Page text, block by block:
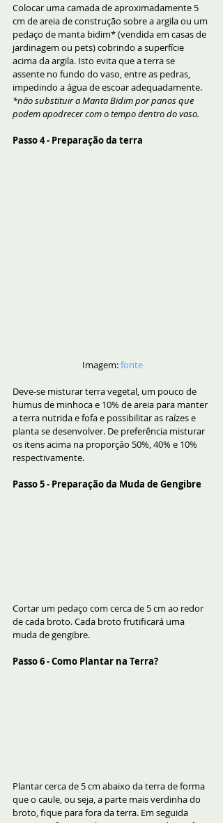
Colocar uma camada de aproximadamente 5
cm de areia de construção sobre a argila ou um
pedaço de manta bidim* (vendida em casas de
jardinagem ou pets) cobrindo a superfície
acima da argila. Isto evita que a terra se
assente no fundo do vaso, entre as pedras,
impedindo a água de escoar adequadamente.
*não substituir a Manta Bidim por panos que
podem apodrecer com o tempo dentro do vaso.
Passo 4 - Preparação da terra
Imagem: fonte
Deve-se misturar terra vegetal, um pouco de
humus de minhoca e 10% de areia para manter
a terra nutrida e fofa e possibilitar as raízes e
planta se desenvolver. De preferência misturar
os itens acima na proporção 50%, 40% e 10%
respectivamente.
Passo 5 - Preparação da Muda de Gengibre
Cortar um pedaço com cerca de 5 cm ao redor
de cada broto. Cada broto frutificará uma
muda de gengibre.
Passo 6 - Como Plantar na Terra?
Plantar cerca de 5 cm abaixo da terra de forma
que o caule, ou seja, a parte mais verdinha do
broto, fique para fora da terra. Em seguida